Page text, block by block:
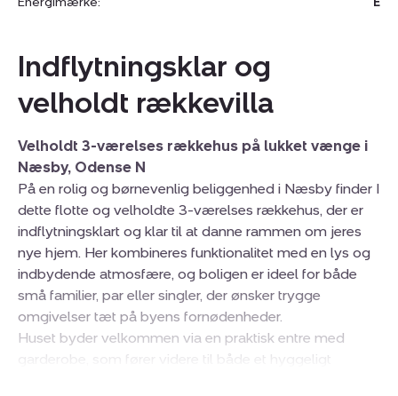
Indflytningsklar og
velholdt rækkevilla
Velholdt 3-værelses rækkehus på lukket vænge i
Næsby, Odense N
På en rolig og børnevenlig beliggenhed i Næsby finder I
dette flotte og velholdte 3-værelses rækkehus, der er
indflytningsklart og klar til at danne rammen om jeres
nye hjem. Her kombineres funktionalitet med en lys og
indbydende atmosfære, og boligen er ideel for både
små familier, par eller singler, der ønsker trygge
omgivelser tæt på byens fornødenheder.
Huset byder velkommen via en praktisk entre med
garderobe, som fører videre til både et hyggeligt